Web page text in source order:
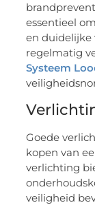
essentieel
en duidelijke
regelmatig
Systeem
Goede
kopen van
verlichting
veiligheid